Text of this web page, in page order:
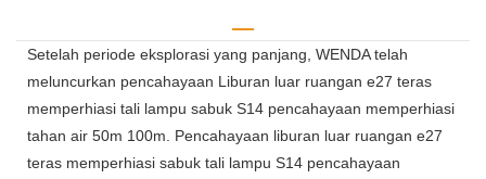
Setelah periode eksplorasi yang panjang, WENDA telah
meluncurkan pencahayaan Liburan luar ruangan e27 teras
memperhiasi tali lampu sabuk S14 pencahayaan memperhiasi
tahan air 50m 100m. Pencahayaan liburan luar ruangan e27
teras memperhiasi sabuk tali lampu S14 pencahayaan